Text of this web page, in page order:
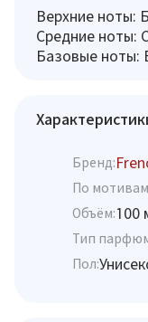
Верхние ноты:
Средние ноты:
Базовые ноты:
Бренд:
По
Объём:100
Тип
Пол: